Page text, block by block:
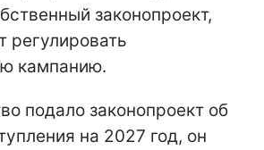
законопроект,
регулировать
кампанию.
подало законопроект об
на 2027 год, он